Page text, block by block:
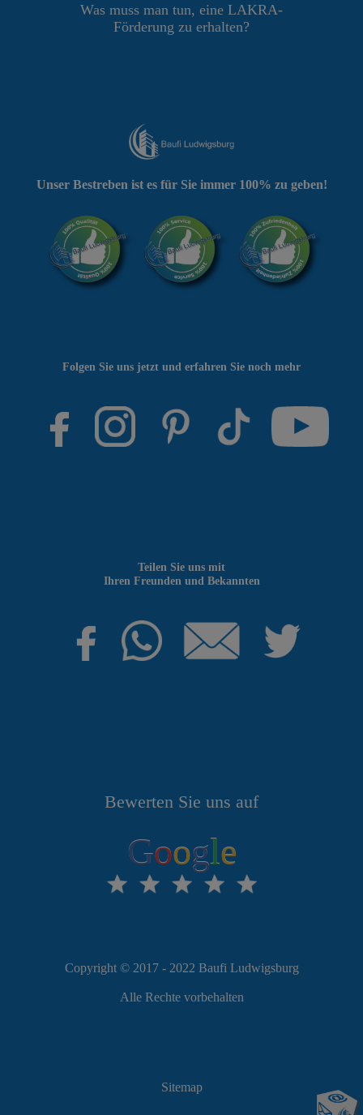
Was muss man tun, eine LAKRA-
Förderung zu erhalten?
Bewerten Sie uns auf
Google
Teilen Sie uns mit
Ihren Freunden und Bekannten
Folgen Sie uns jetzt und erfahren Sie noch mehr
Unser Bestreben ist es für Sie immer 100% zu geben!
Copyright © 2017 - 2022 Baufi Ludwigsburg
Alle Rechte vorbehalten
Sitemap